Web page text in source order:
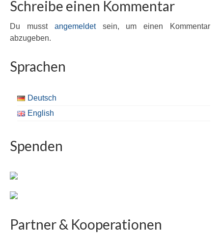
Schreibe einen Kommentar
Du musst angemeldetsein, um einen Kommentar
abzugeben.
Sprachen
Deutsch
English
Spenden
Partner & Kooperationen